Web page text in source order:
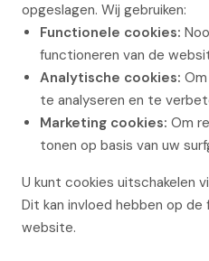
opgeslagen. Wij gebruiken:
Functionele cookies:
functioneren van de
Analytische cookies:
te analyseren en te
Marketing cookies: Om
tonen op basis van uw
U kunt cookies uitschakelen
Dit kan invloed hebben op
website.